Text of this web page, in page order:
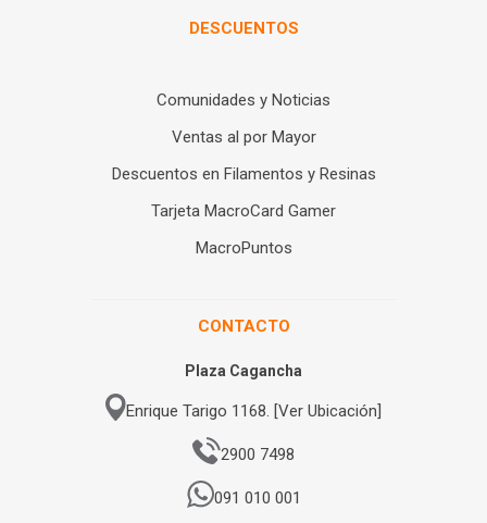
DESCUENTOS
Comunidades y Noticias
Ventas al por Mayor
Descuentos en Filamentos y Resinas
Tarjeta MacroCard Gamer
MacroPuntos
CONTACTO
Plaza Cagancha
Enrique Tarigo 1168. [Ver Ubicación]
2900 7498
091 010 001